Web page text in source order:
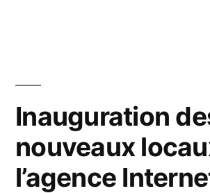
Inauguration
nouveaux
l’agence